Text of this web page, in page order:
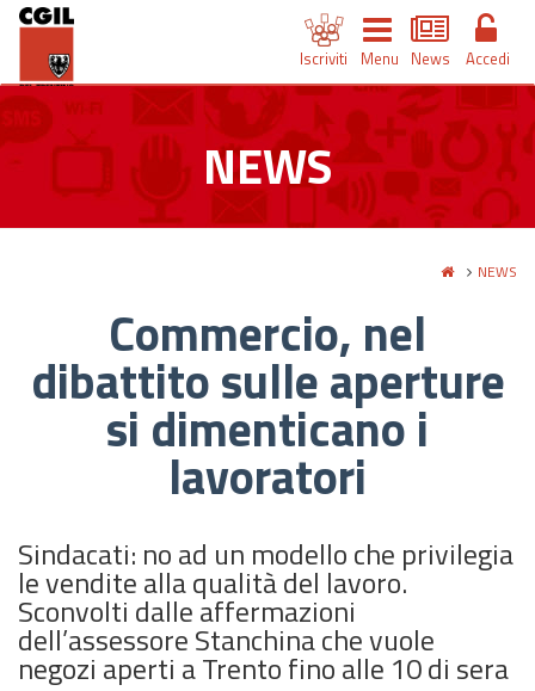
Iscriviti Menu News Accedi
NEWS
NEWS
Commercio, nel
dibattito sulle aperture
si dimenticano i
lavoratori
Sindacati: no ad un modello che privilegia
le vendite alla qualità del lavoro.
Sconvolti dalle affermazioni
dell’assessore Stanchina che vuole
negozi aperti a Trento fino alle 10 di sera